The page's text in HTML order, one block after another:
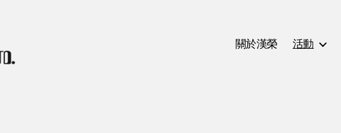
關於漢榮 活動